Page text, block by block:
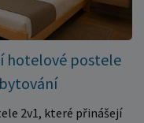
hotelové postele
2v1, které přinášejí